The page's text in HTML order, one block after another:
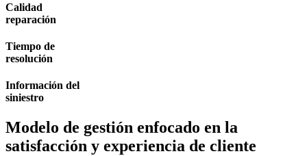
Calidad
reparación
Tiempo de
resolución
Información del
siniestro
Modelo de gestión enfocado en la
satisfacción y experiencia de cliente